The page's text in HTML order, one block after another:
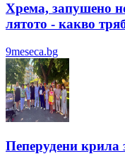
Хрема, запушено
лятотo - какво
9meseca.bg
Пеперудени крила